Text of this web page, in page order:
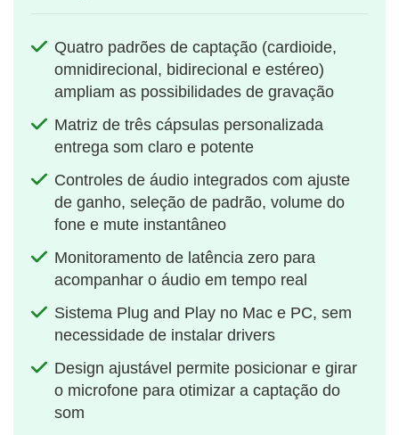
Quatro padrões de captação (cardioide,
omnidirecional, bidirecional e estéreo)
ampliam as possibilidades de gravação
Matriz de três cápsulas personalizada
entrega som claro e potente
Controles de áudio integrados com ajuste
de ganho, seleção de padrão, volume do
fone e mute instantâneo
Monitoramento de latência zero para
acompanhar o áudio em tempo real
Sistema Plug and Play no Mac e PC, sem
necessidade de instalar drivers
Design ajustável permite posicionar e girar
o microfone para otimizar a captação do
som